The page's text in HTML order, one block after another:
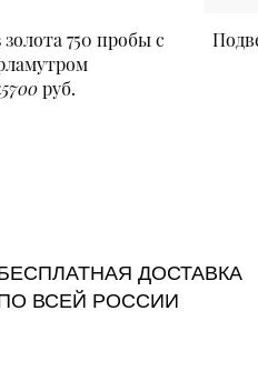
750 пробы с
руб.
ДОСТАВКА
ВСЕЙ РОССИИ